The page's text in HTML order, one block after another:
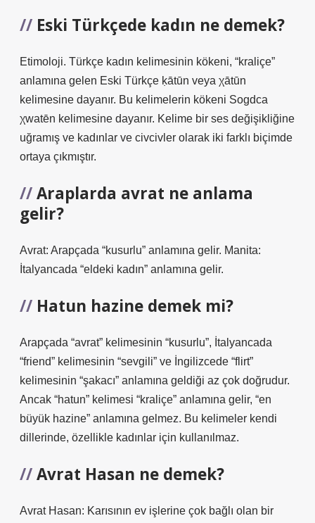
Eski Türkçede kadın ne demek?
Etimoloji. Türkçe kadın kelimesinin kökeni, “kraliçe”
anlamına gelen Eski Türkçe ḳātūn veya χātūn
kelimesine dayanır. Bu kelimelerin kökeni Sogdca
χwatēn kelimesine dayanır. Kelime bir ses değişikliğine
uğramış ve kadınlar ve civcivler olarak iki farklı biçimde
ortaya çıkmıştır.
Araplarda avrat ne anlama
gelir?
Avrat: Arapçada “kusurlu” anlamına gelir. Manita:
İtalyancada “eldeki kadın” anlamına gelir.
Hatun hazine demek mi?
Arapçada “avrat” kelimesinin “kusurlu”, İtalyancada
“friend” kelimesinin “sevgili” ve İngilizcede “flirt”
kelimesinin “şakacı” anlamına geldiği az çok doğrudur.
Ancak “hatun” kelimesi “kraliçe” anlamına gelir, “en
büyük hazine” anlamına gelmez. Bu kelimeler kendi
dillerinde, özellikle kadınlar için kullanılmaz.
Avrat Hasan ne demek?
Avrat Hasan: Karısının ev işlerine çok bağlı olan bir